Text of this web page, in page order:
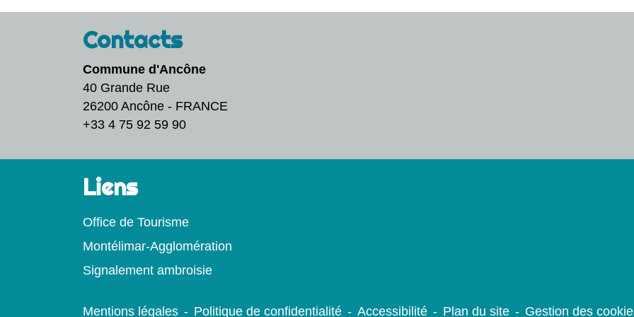
Contacts
Commune d'Ancône
40 Grande Rue
26200 Ancône - FRANCE
+33 4 75 92 59 90
Liens
Office de Tourisme
Montélimar-Agglomération
Signalement ambroisie
Mentions légales - Politique de confidentialité - Accessibilité - Plan du site - Gestion des